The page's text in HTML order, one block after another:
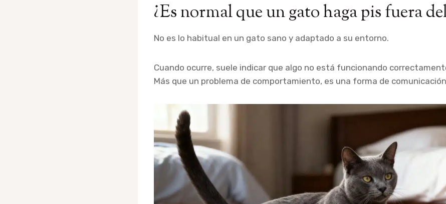
¿Es normal que un gato haga pis fuera
No es lo habitual en un gato sano y adaptado a su entorno.
Cuando ocurre, suele indicar que algo no está funcionando
Más que un problema de comportamiento, es una forma de